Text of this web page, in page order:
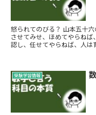
怒られてのびる？ 山本五十六の言葉 やってみせ、言って聞かせて、
させてみせ、ほめてやらね
認し、任せてやらねば、人
受験学習情報